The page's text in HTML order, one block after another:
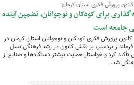
پرورش فکری استان کرمان:
برای کودکان و نوجوانان، تضمین آینده
جامعه است
پرورش فکری کودکان و نوجوانان استان کرمان در
فرماندار بردسیر، بر نقش کانون در رشد فرهنگی نسل
کرد و خواستار حمایت بیشتر دستگاه‌ها و صنایع از
شد.